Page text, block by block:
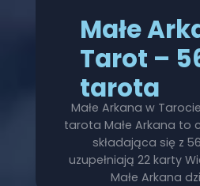
Małe
Tarot –
tarota
Małe Arkana w
tarota Małe Arkana to
składająca się z
uzupełniają 22 karty
Małe Arkana